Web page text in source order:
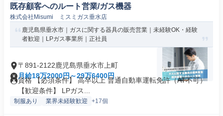
既存顧客へのルート営業/ガス機器
株式会社Misumi ミスミガス垂水店
鹿児島県垂水市｜ガスに関する器具の販売営業｜未経験OK・経験
者歓迎｜LPガス事業所｜正社員
〒891-2122鹿児島県垂水市上町
月給18万2000円～29万6400円
資格 【必須条件】 高卒以上 普通自動車運転免許（AT不可）
【歓迎条件】 LPガス...
制服あり 業界未経験歓迎 +17個